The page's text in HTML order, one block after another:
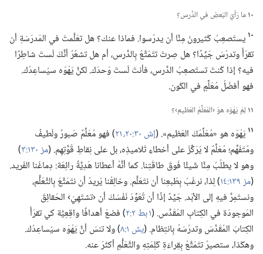
١٠ما رَأيُ البَعضِ في الدَّرس؟‏
١٠ يستَصعِبُ كَثيرونَ مِنَّا أن يدرُسوا.‏ فماذا عنك؟‏ هل تعَلَّمتَ في المَدرَسَةِ أن
تقرَأَ وتدرُسَ جَيِّدًا؟‏ هل صِرتَ تتَمَتَّعُ بِالدَّرس،‏ أم هل تشعُرُ أنَّكَ لَستَ شاطِرًا
فيه؟‏ إذا كُنتَ تستَصعِبُ الدَّرس،‏ فأنتَ لَستَ وَحدَك.‏ لكنَّ يَهْوَه سيُساعِدُك.‏
فهو أفضَلُ مُعَلِّمٍ في الكَون.‏
١١ لِمَ يَهْوَه هوَ ‹المُعَلِّمُ العَظيم›؟‏
١١ يَهْوَه هو «مُعَلِّمُكَ العَظيم».‏ (‏إش ٣٠:‏٢٠،‏ ٢١
‏)‏ فهو مُعَلِّمٌ صَبورٌ ولَطيفٌ
ومُتَفَهِّم؛‏ مُعَلِّمٌ لا يُرَكِّزُ على أخطاءِ تَلاميذِه،‏ بل على نِقاطِ قُوَّتِهِم.‏ (‏مز ١٣٠:‏٣
‏)‏
وهو لا يطلُبُ مِنَّا شَيئًا فَوقَ طاقَتِنا.‏ كما أنَّهُ أعطانا هَدِيَّةً رائِعَة:‏ دِماغَنا الفَريد.‏
(‏مز ١٣٩:‏١٤
‏)‏ لِذا،‏ نرغَبُ بِطَبعِنا أن نتَعَلَّم.‏ وخالِقُنا يُريدُ أن نتَمَتَّعَ بِالتَّعَلُّم،‏
ونستَمِرَّ فيهِ إلى الأبَد.‏ جَيِّدٌ إذًا أن تُعَوِّدَ نَفْسَكَ أن ‹تشتَهِيَ› الحَقائِقَ
المَوجودَة في الكِتابِ المُقَدَّس.‏ (‏١ بط ٢:‏٢
‏)‏ فضعْ أهدافًا واقِعِيَّة كي تقرَأَ
الكِتابَ المُقَدَّسَ وتدرُسَهُ بِانتِظام.‏ (‏يش ١:‏٨
‏)‏ ولا تنسَ أنَّ يَهْوَه سيُساعِدُك.‏
وهكَذا،‏ ستصيرُ تتَمَتَّعُ بِقِراءَةِ كَلِمَتِهِ والتَّعَلُّمِ أكثَرَ عنه.‏